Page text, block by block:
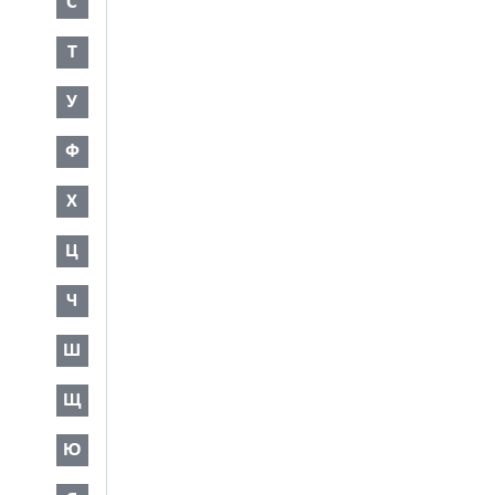
Т
У
Ф
Х
Ц
Ч
Ш
Щ
Ю